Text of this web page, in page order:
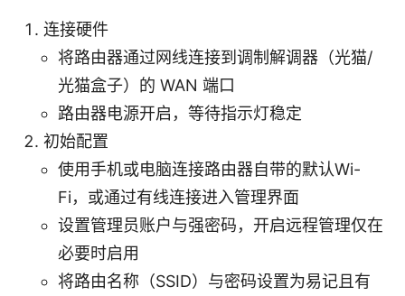
连接硬件
将路由器通过网线连接到调制解调器（光猫/
光猫盒子）的 WAN 端口
路由器电源开启，等待指示灯稳定
初始配置
使用手机或电脑连接路由器自带的默认Wi-
Fi，或通过有线连接进入管理界面
设置管理员账户与强密码，开启远程管理仅在
必要时启用
将路由名称（SSID）与密码设置为易记且有